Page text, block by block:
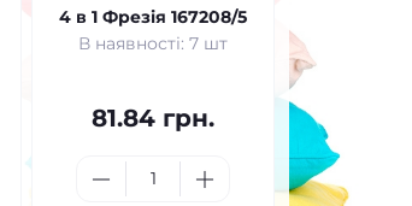
4 в 1 Фрезія 167208/5
В наявності: 7 шт
81.84 грн.